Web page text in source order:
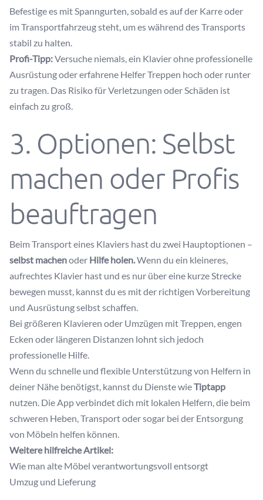
Befestige es mit Spanngurten, sobald es auf der Karre oder
im Transportfahrzeug steht, um es während des Transports
stabil zu halten.
Profi-Tipp:Versuche niemals, ein Klavier ohne professionelle
Ausrüstung oder erfahrene Helfer Treppen hoch oder runter
zu tragen. Das Risiko für Verletzungen oder Schäden ist
einfach zu groß.
3. Optionen: Selbst
machen oder Profis
beauftragen
Beim Transport eines Klaviers hast du zwei Hauptoptionen –
selbst machenoder Hilfe holen.Wenn du ein kleineres,
aufrechtes Klavier hast und es nur über eine kurze Strecke
bewegen musst, kannst du es mit der richtigen Vorbereitung
und Ausrüstung selbst schaffen.
Bei größeren Klavieren oder Umzügen mit Treppen, engen
Ecken oder längeren Distanzen lohnt sich jedoch
professionelle Hilfe.
Wenn du schnelle und flexible Unterstützung von Helfern in
deiner Nähe benötigst, kannst du Dienste wieTiptapp
nutzen. Die App verbindet dich mit lokalen Helfern, die beim
schweren Heben, Transport oder sogar bei der Entsorgung
von Möbeln helfen können.
Weitere hilfreiche Artikel:
Wie man alte Möbel verantwortungsvoll entsorgt
Umzug und Lieferung